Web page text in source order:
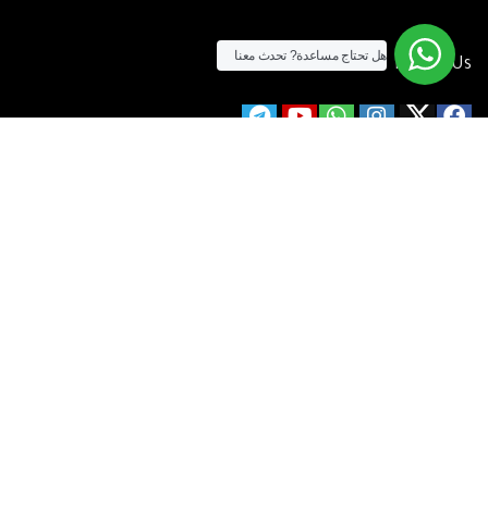
Follow Us
هل تحتاج مساعدة? تحدث معنا